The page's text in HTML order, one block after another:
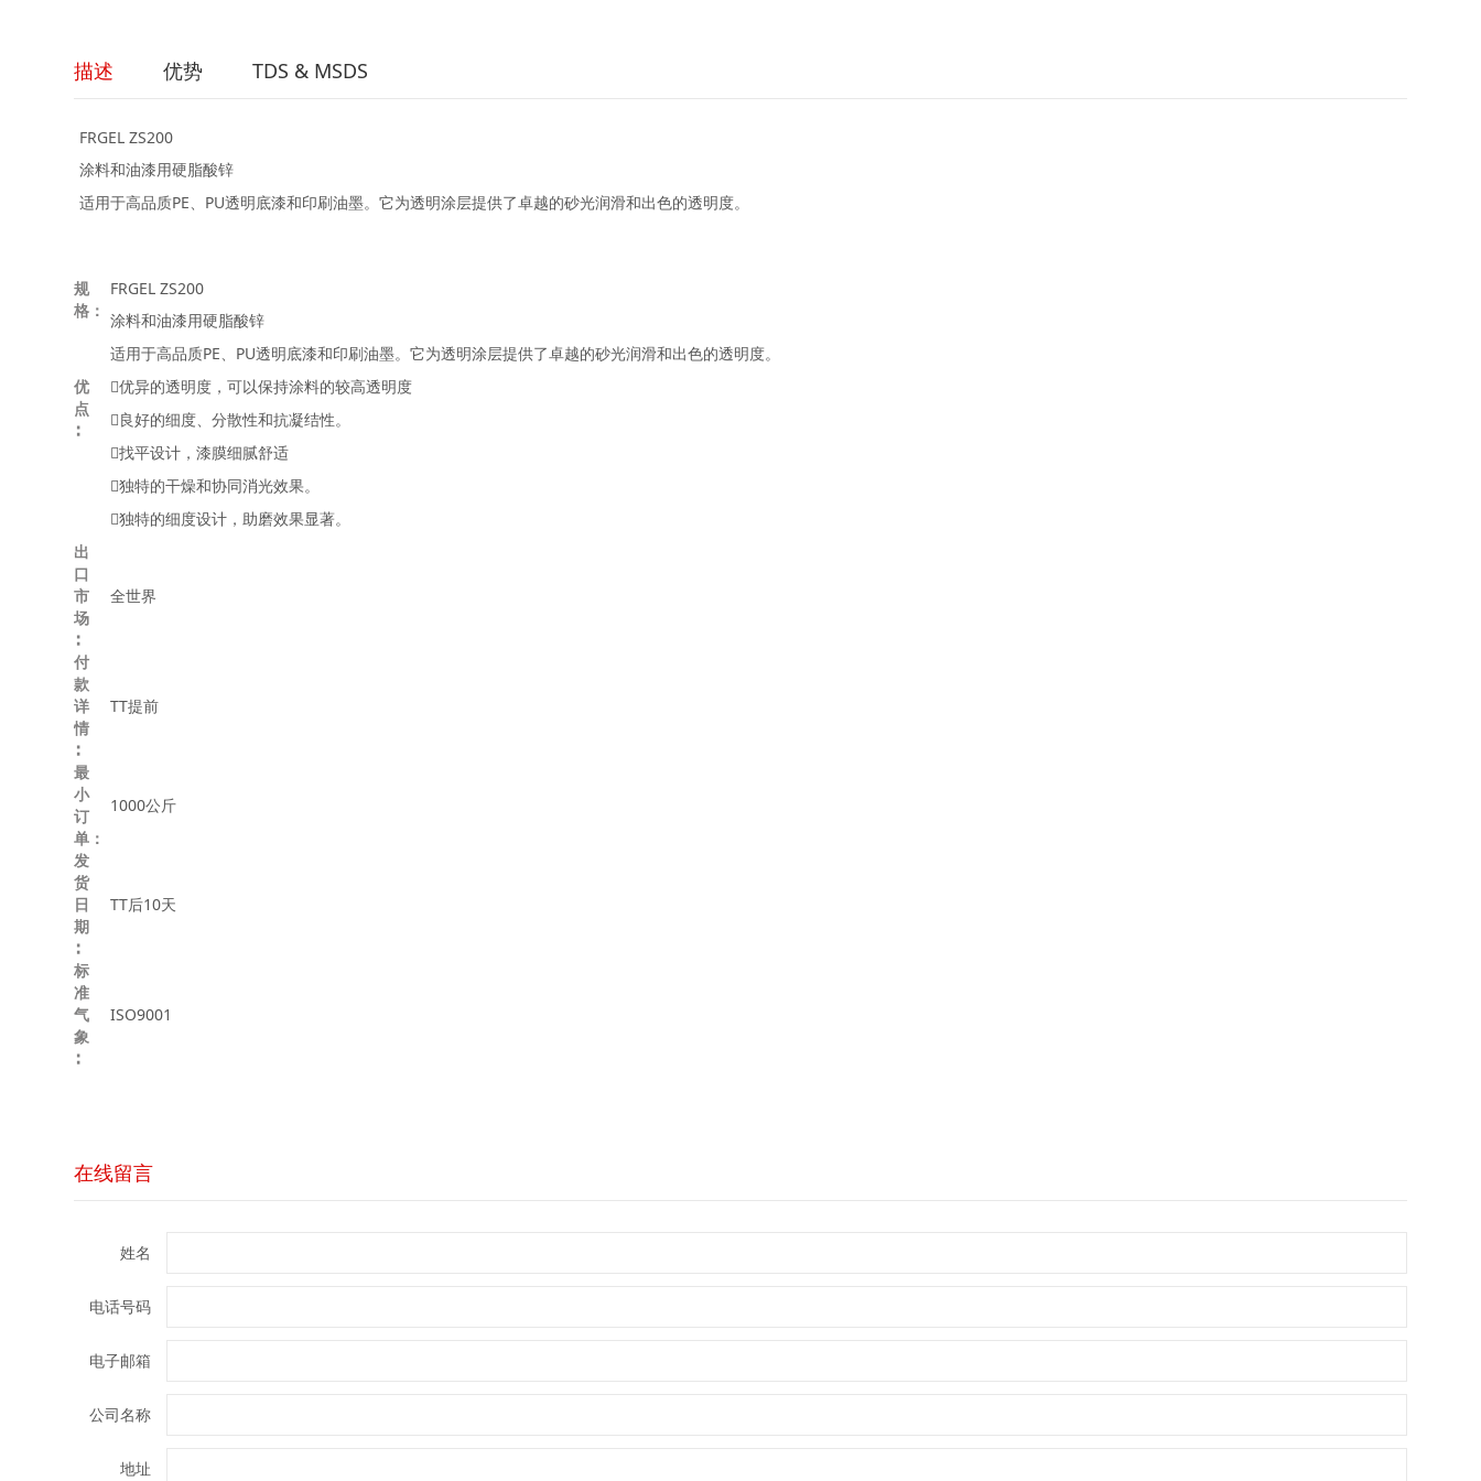
描述 优势 TDS & MSDS
FRGEL ZS200
涂料和油漆用硬脂酸锌
适用于高品质PE、PU透明底漆和印刷油墨。它为透明涂层提供了卓越的砂光润滑和出色的透明度。
规
格：
FRGEL ZS200
涂料和油漆用硬脂酸锌
适用于高品质PE、PU透明底漆和印刷油墨。它为透明涂层提供了卓越的砂光润滑和出色的透明度。
优
点
∶
优异的透明度，可以保持涂料的较高透明度
良好的细度、分散性和抗凝结性。
找平设计，漆膜细腻舒适
独特的干燥和协同消光效果。
独特的细度设计，助磨效果显著。
出
口
市
场
∶
全世界
付
款
详
情
∶
TT提前
最
小
订
单：
1000公斤
发
货
日
期
∶
TT后10天
标
准
气
象
∶
ISO9001
在线留言
姓名
电话号码
电子邮箱
公司名称
地址